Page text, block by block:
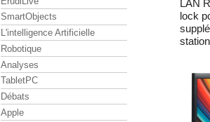
LAN
lock
SmartObjects
L'intelligence Artificielle
Robotique
Analyses
TabletPC
Débats
Apple